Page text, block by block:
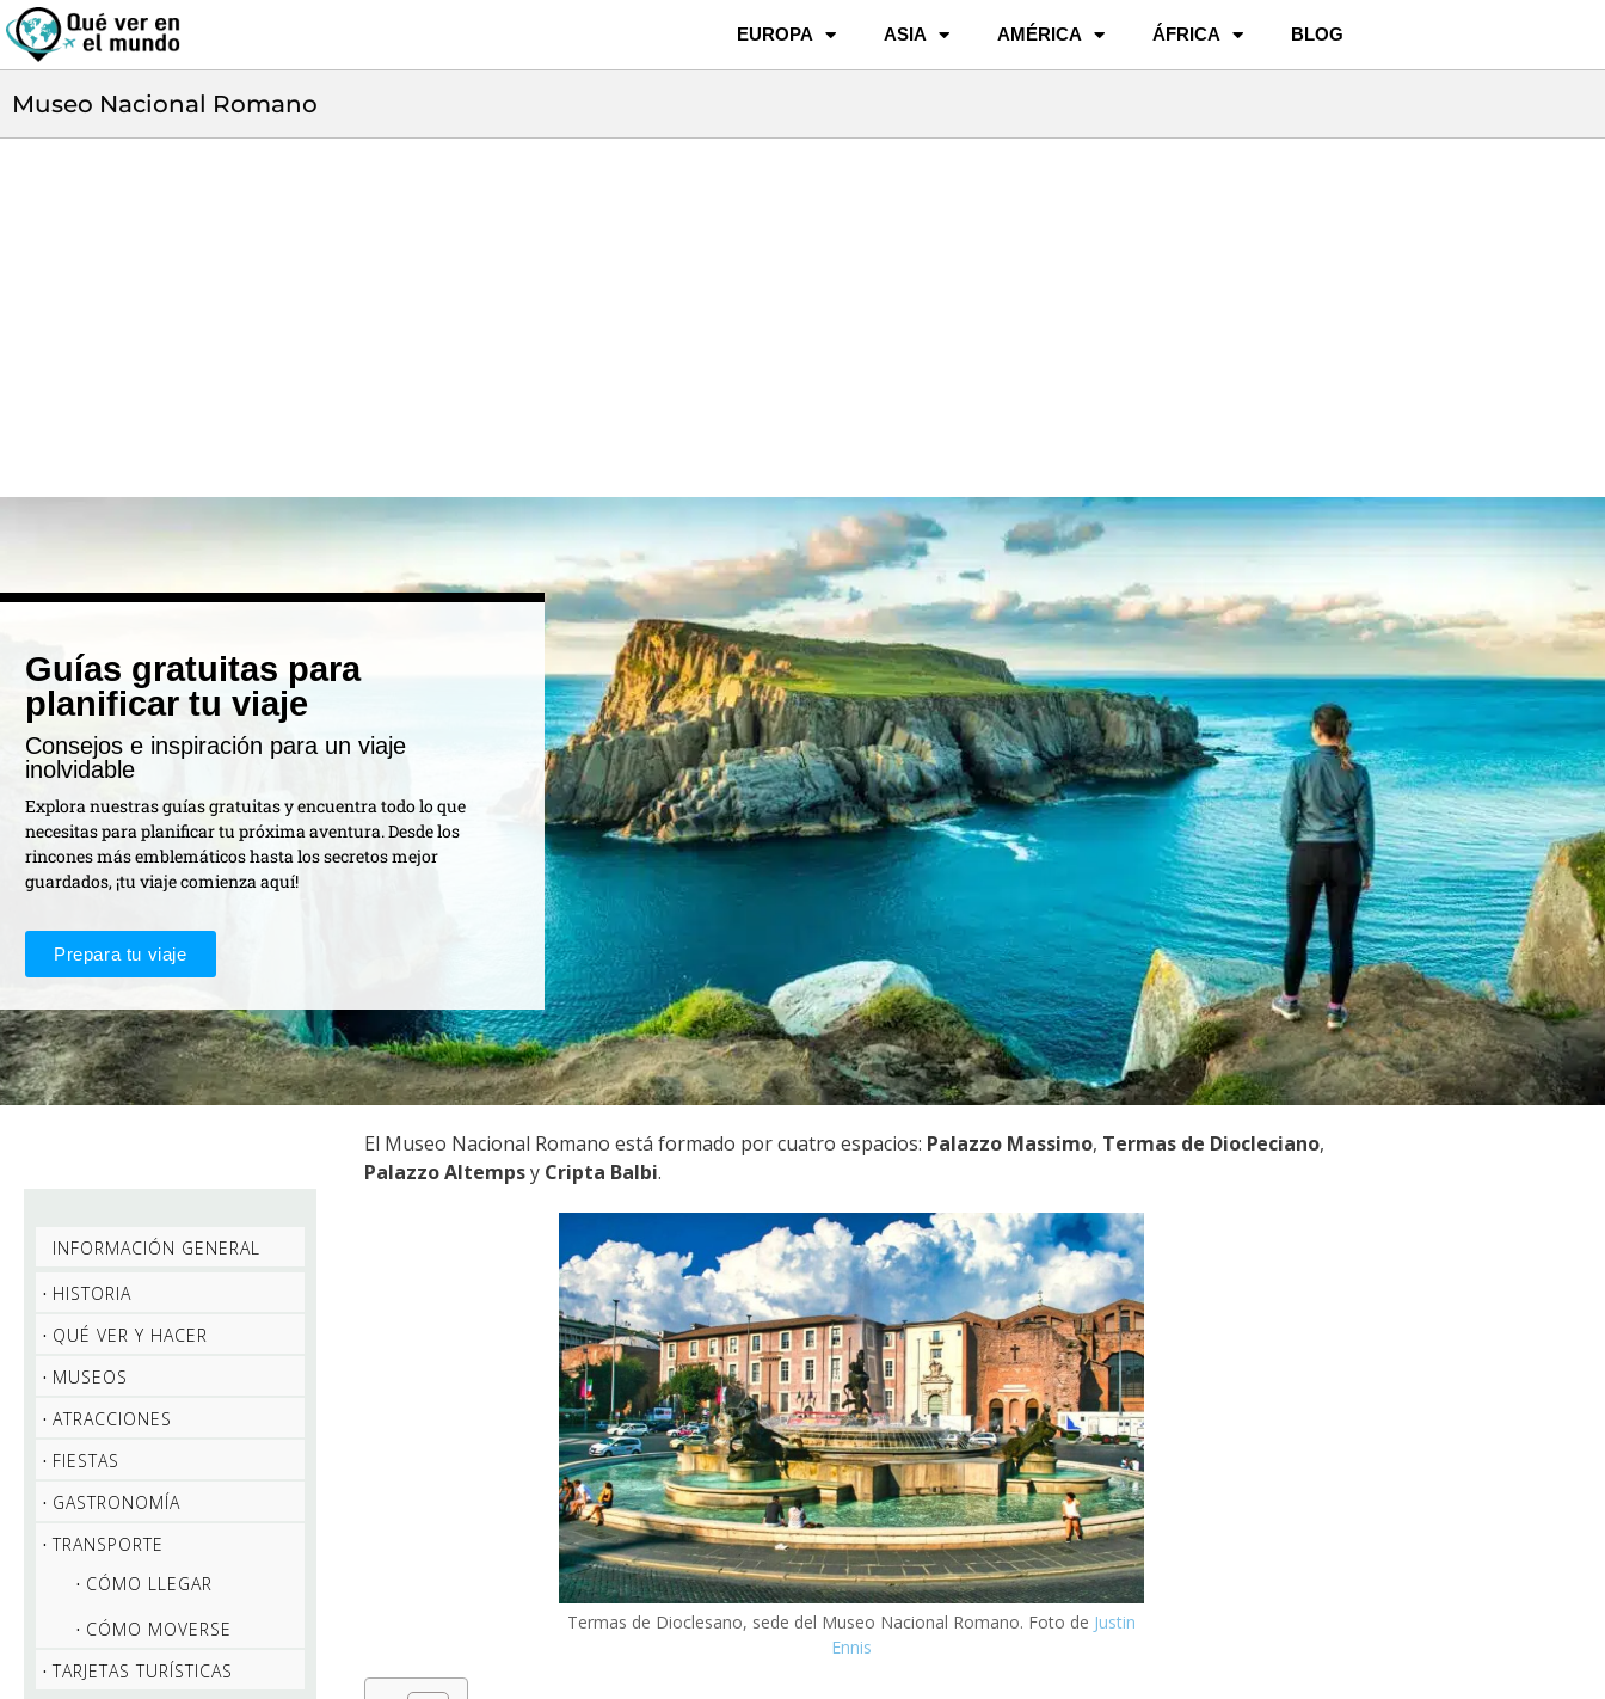
EUROPA ASIA AMÉRICA ÁFRICA BLOG
Museo Nacional Romano
Guías gratuitas para
planificar tu viaje
Consejos e inspiración para un viaje
inolvidable
Explora nuestras guías gratuitas y encuentra todo lo que
necesitas para planificar tu próxima aventura. Desde los
rincones más emblemáticos hasta los secretos mejor
guardados, ¡tu viaje comienza aquí!
Prepara tu viaje
INFORMACIÓN GENERAL
HISTORIA
QUÉ VER Y HACER
MUSEOS
ATRACCIONES
FIESTAS
GASTRONOMÍA
TRANSPORTE
CÓMO LLEGAR
CÓMO MOVERSE
TARJETAS TURÍSTICAS
El Museo Nacional Romano está formado por cuatro espacios: Palazzo Massimo, Termas de Diocleciano,
Palazzo Altempsy Cripta Balbi.
Termas de Dioclesano, sede del Museo Nacional Romano. Foto de Justin
Ennis